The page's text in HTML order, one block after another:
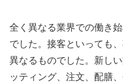
全く異なる業界での働き
でした。接客といっても
異なるものでした。新し
ッティング、注文、配膳